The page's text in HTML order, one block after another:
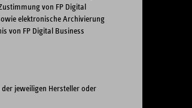
von FP Digital
elektronische Archivierung
von FP Digital Business
jeweiligen Hersteller oder